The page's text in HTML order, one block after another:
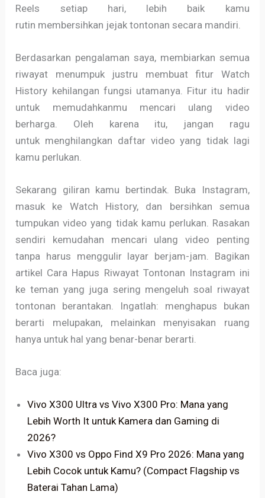
Reels setiap hari, lebih baik kamu
rutin membersihkan jejak tontonan secara mandiri.
Berdasarkan pengalaman saya, membiarkan semua
riwayat menumpuk justru membuat fitur Watch
History kehilangan fungsi utamanya. Fitur itu hadir
untuk memudahkanmu mencari ulang video
berharga. Oleh karena itu, jangan ragu
untuk menghilangkan daftar video yang tidak lagi
kamu perlukan.
Sekarang giliran kamu bertindak. Buka Instagram,
masuk ke Watch History, dan bersihkan semua
tumpukan video yang tidak kamu perlukan. Rasakan
sendiri kemudahan mencari ulang video penting
tanpa harus menggulir layar berjam-jam. Bagikan
artikel Cara Hapus Riwayat Tontonan Instagram ini
ke teman yang juga sering mengeluh soal riwayat
tontonan berantakan. Ingatlah: menghapus bukan
berarti melupakan, melainkan menyisakan ruang
hanya untuk hal yang benar-benar berarti.
Baca juga:
Vivo X300 Ultra vs Vivo X300 Pro: Mana yang
Lebih Worth It untuk Kamera dan Gaming di
2026?
Vivo X300 vs Oppo Find X9 Pro 2026: Mana yang
Lebih Cocok untuk Kamu? (Compact Flagship vs
Baterai Tahan Lama)